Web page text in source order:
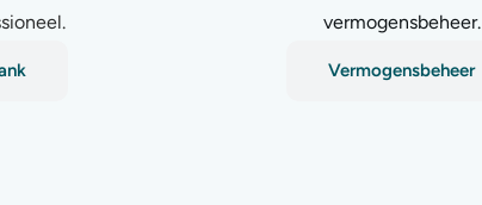
vermogensbeheer.
Vermogensbeheer